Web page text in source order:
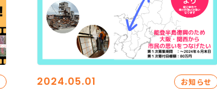
2024.05.01 お知らせ